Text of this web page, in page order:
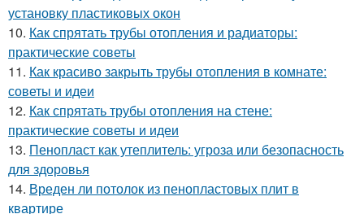
установку пластиковых окон
10. Как спрятать трубы отопления и радиаторы:
практические советы
11. Как красиво закрыть трубы отопления в комнате:
советы и идеи
12. Как спрятать трубы отопления на стене:
практические советы и идеи
13. Пенопласт как утеплитель: угроза или безопасность
для здоровья
14. Вреден ли потолок из пенопластовых плит в
квартире